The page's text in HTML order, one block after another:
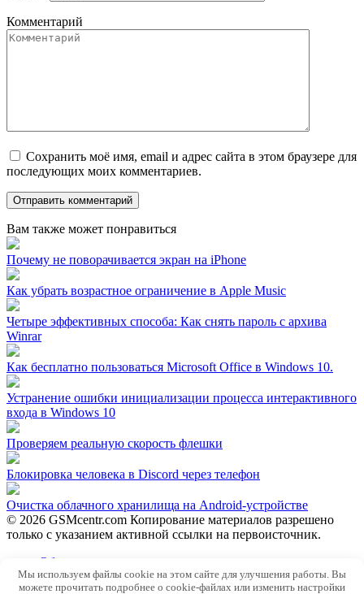
Комментарий
Сохранить моё имя, email и адрес сайта в этом браузере для
последующих моих комментариев.
Вам также может понравиться
Почему не поворачивается экран на iPhone
Как убрать возрастное ограничение в Apple Music
Четыре эффективных способа: Как снять пароль с архива
Winrar
Как бесплатно пользоваться Microsoft Offiсe в Windows 10.
Устранение ошибки инициализации процесса интерактивного
входа в Windows 10
Проверяем реальную скорость флешки
Блокировка человека в Discord через телефон
Очистка облачного хранилища на Android-устройстве
© 2026 GSMcentr.com Копирование материалов разрешено
только с указанием активной ссылки на первоисточник.
Обратная связь
Политика конфиденциальности
Мы используем файлы cookie на этом сайте для улучшения работы. Вы
можете прочитать подробнее о cookie-файлах или изменить настройки